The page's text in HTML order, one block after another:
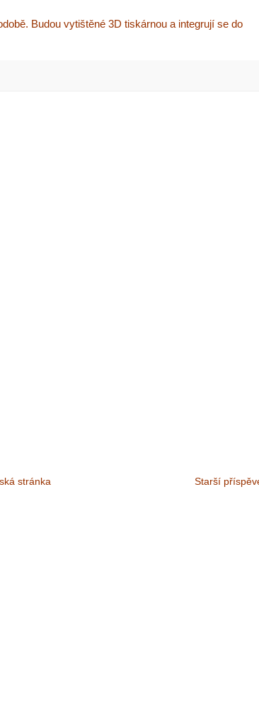
Budou vytištěné 3D tiskárnou a integrují se do
Starší
stránka